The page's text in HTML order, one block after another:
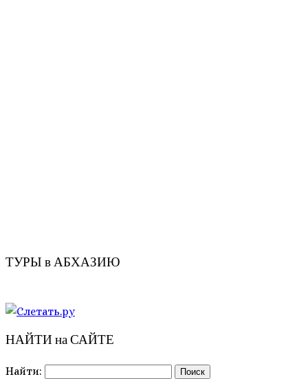
ТУРЫ в АБХАЗИЮ
НАЙТИ на САЙТЕ
Найти: